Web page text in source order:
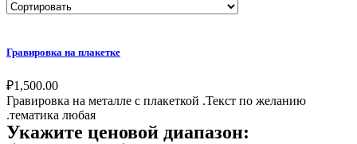
Гравировка на плакетке
₽1,500.00
Гравировка на металле с плакеткой .Текст по желанию
.тематика любая
Укажите ценовой диапазон: